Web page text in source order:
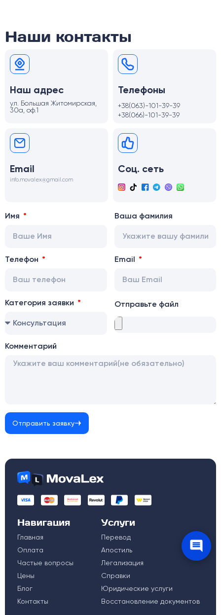
Наши контакты
Наш адрес
ул. Большая Житомирская,
30а, оф.1
Телефоны
+38(063)-101-39-39
+38(066)-101-39-39
Email
info.movalex@gmail.com
Соц. сеть
Имя Ваша фамилия
Телефон Email
Категория заявки Отправьте файл
Комментарий
Отправить заявку
Навигация
Главная
Оплата
Частые вопросы
Цены
Блог
Контакты
Услуги
Перевод
Апостиль
Легализация
Справки
Юридические услуги
Восстановление документов